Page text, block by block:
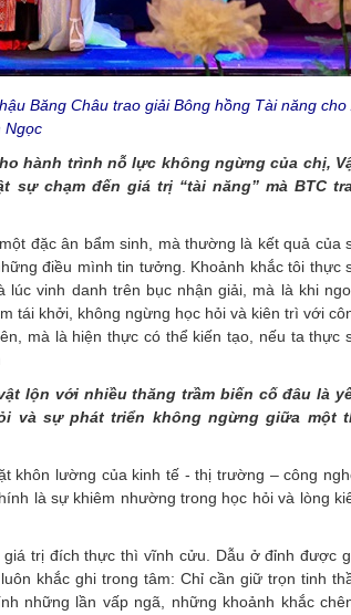
Băng Châu trao giải Bông hồng Tài năng cho
Ngọc
hành trình nỗ lực không ngừng của chị,
sự chạm đến giá trị “tài năng” mà BTC
đặc ân bẩm sinh, mà thường là kết quả của
điều mình tin tưởng. Khoảnh khắc tôi thực
vinh danh trên bục nhận giải, mà là khi
tái khởi, không ngừng học hỏi và kiên trì với
mà là hiện thực có thể kiến tạo, nếu ta thực
lộn với nhiều thăng trầm biến cố đâu là
và sự phát triển không ngừng giữa một
khôn lường của kinh tế - thị trường – công
là sự khiêm nhường trong học hỏi và lòng
trị đích thực thì vĩnh cửu. Dẫu ở đỉnh được
khắc ghi trong tâm: Chỉ cần giữ trọn tinh
những lần vấp ngã, những khoảnh khắc